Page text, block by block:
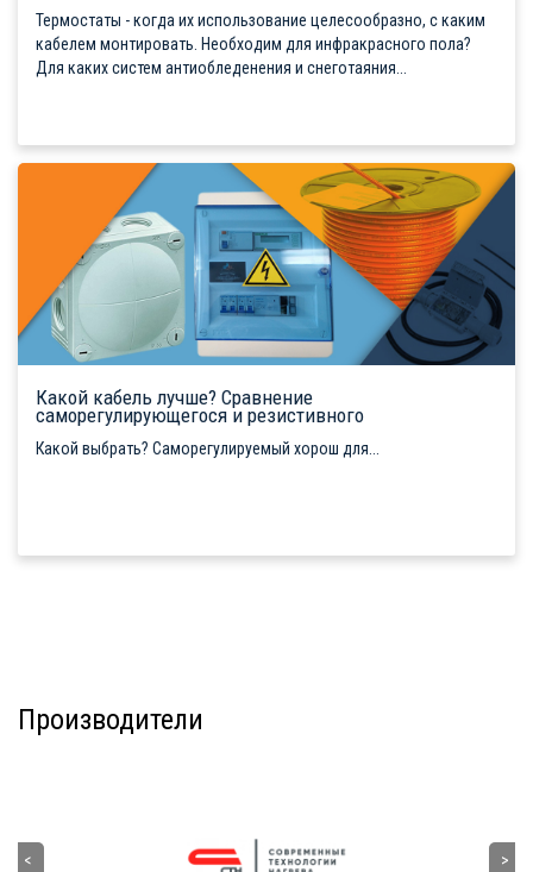
Термостаты - когда их использование целесообразно, с каким
кабелем монтировать. Необходим для инфракрасного пола?
Для каких систем антиобледенения и снеготаяния...
Какой кабель лучше? Сравнение
саморегулирующегося и резистивного
Какой выбрать? Саморегулируемый хорош для...
Производители